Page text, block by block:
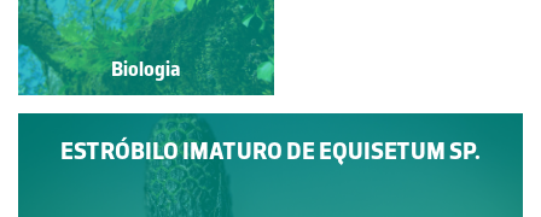
Biologia
Biologia
ESTRÓBILO IMATURO DE EQUISETUM SP.